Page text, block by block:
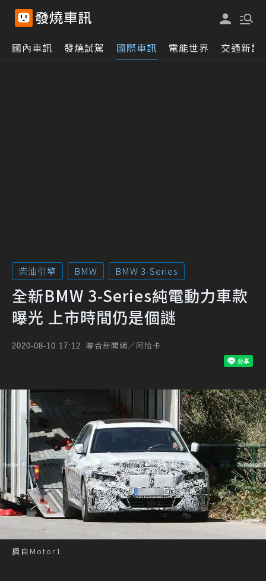
國內車訊 發燒試駕 國際車訊 電能世界 交通新訊
柴油引擎 BMW BMW 3-Series
全新BMW 3-Series純電動力車款
曝光 上市時間仍是個謎
2020-08-10 17:12 聯合新聞網／阿恰卡
摘自Motor1